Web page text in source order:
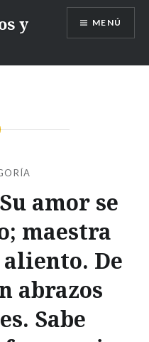
y
MENÚ
amor se
maestra
De
abrazos
Sabe